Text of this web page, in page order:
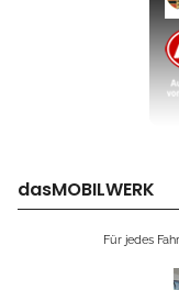
dasMOBILWERK
Für jedes